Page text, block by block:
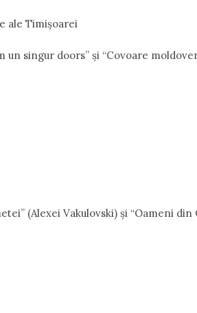
ale Timişoarei
un singur doors” şi “Covoare
(Alexei Vakulovski) şi “Oameni din